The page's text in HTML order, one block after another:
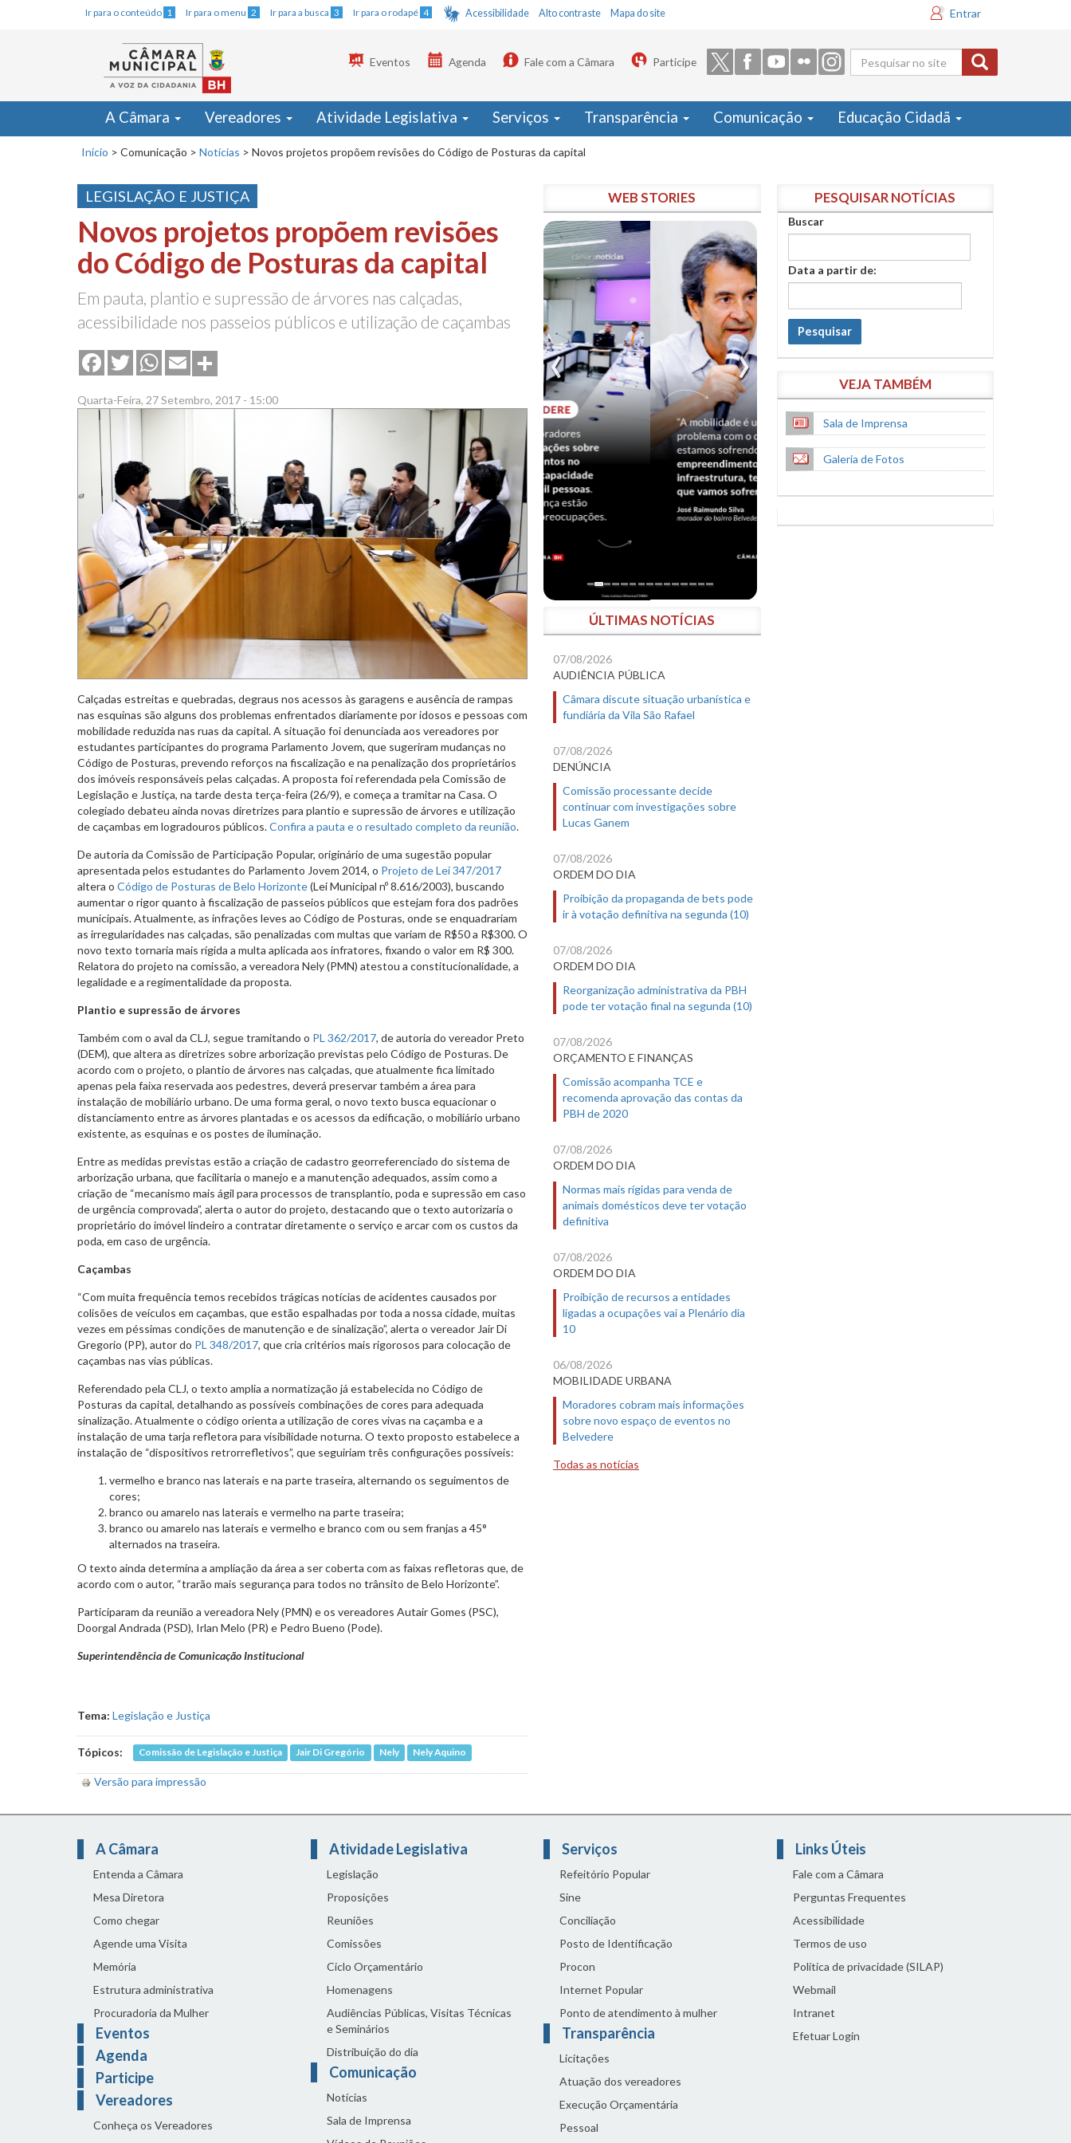
Ir para o conteúdo 1 Ir para o menu 2 Ir para a busca 3 Ir para o rodapé 4 Acessibilidade Alto contraste Mapa do site Entrar
Formulário
de busca
Eventos Agenda Fale com a Câmara Participe
A Câmara Vereadores Atividade Legislativa Serviços Transparência Comunicação Educação Cidadã
Início > Comunicação > Notícias > Novos projetos propõem revisões do Código de Posturas da capital
LEGISLAÇÃO E JUSTIÇA
Novos projetos propõem revisões
do Código de Posturas da capital
Em pauta, plantio e supressão de árvores nas calçadas,
acessibilidade nos passeios públicos e utilização de caçambas
FacebookTwitterWhatsApp
Email
Quarta-Feira, 27 Setembro, 2017 - 15:00
Calçadas estreitas e quebradas, degraus nos acessos às garagens e ausência de rampas
nas esquinas são alguns dos problemas enfrentados diariamente por idosos e pessoas com
mobilidade reduzida nas ruas da capital. A situação foi denunciada aos vereadores por
estudantes participantes do programa Parlamento Jovem, que sugeriram mudanças no
Código de Posturas, prevendo reforços na fiscalização e na penalização dos proprietários
dos imóveis responsáveis pelas calçadas. A proposta foi referendada pela Comissão de
Legislação e Justiça, na tarde desta terça-feira (26/9), e começa a tramitar na Casa. O
colegiado debateu ainda novas diretrizes para plantio e supressão de árvores e utilização
de caçambas em logradouros públicos.Confira a pauta e o resultado completo da reunião.
De autoria da Comissão de Participação Popular, originário de uma sugestão popular
apresentada pelos estudantes do Parlamento Jovem 2014, o Projeto de Lei 347/2017
altera o Código de Posturas de Belo Horizonte(Lei Municipal nº 8.616/2003), buscando
aumentar o rigor quanto à fiscalização de passeios públicos que estejam fora dos padrões
municipais. Atualmente, as infrações leves ao Código de Posturas, onde se enquadrariam
as irregularidades nas calçadas, são penalizadas com multas que variam de R$50 a R$300. O
novo texto tornaria mais rígida a multa aplicada aos infratores, fixando o valor em R$ 300.
Relatora do projeto na comissão, a vereadora Nely (PMN) atestou a constitucionalidade, a
legalidade e a regimentalidade da proposta.
Plantio e supressão de árvores
Também com o aval da CLJ, segue tramitando o PL 362/2017, de autoria do vereador Preto
(DEM), que altera as diretrizes sobre arborização previstas pelo Código de Posturas. De
acordo com o projeto, o plantio de árvores nas calçadas, que atualmente fica limitado
apenas pela faixa reservada aos pedestres, deverá preservar também a área para
instalação de mobiliário urbano. De uma forma geral, o novo texto busca equacionar o
distanciamento entre as árvores plantadas e os acessos da edificação, o mobiliário urbano
existente, as esquinas e os postes de iluminação.
Entre as medidas previstas estão a criação de cadastro georreferenciado do sistema de
arborização urbana, que facilitaria o manejo e a manutenção adequados, assim como a
criação de “mecanismo mais ágil para processos de transplantio, poda e supressão em caso
de urgência comprovada”, alerta o autor do projeto, destacando que o texto autorizaria o
proprietário do imóvel lindeiro a contratar diretamente o serviço e arcar com os custos da
poda, em caso de urgência.
Caçambas
“Com muita frequência temos recebidos trágicas notícias de acidentes causados por
colisões de veículos em caçambas, que estão espalhadas por toda a nossa cidade, muitas
vezes em péssimas condições de manutenção e de sinalização”, alerta o vereador Jair Di
Gregorio (PP), autor do PL 348/2017, que cria critérios mais rigorosos para colocação de
caçambas nas vias públicas.
Referendado pela CLJ, o texto amplia a normatização já estabelecida no Código de
Posturas da capital, detalhando as possíveis combinações de cores para adequada
sinalização. Atualmente o código orienta a utilização de cores vivas na caçamba e a
instalação de uma tarja refletora para visibilidade noturna. O texto proposto estabelece a
instalação de “dispositivos retrorrefletivos”, que seguiriam três configurações possíveis:
vermelho e branco nas laterais e na parte traseira, alternando os seguimentos de
cores;
branco ou amarelo nas laterais e vermelho na parte traseira;
branco ou amarelo nas laterais e vermelho e branco com ou sem franjas a 45°
alternados na traseira.
O texto ainda determina a ampliação da área a ser coberta com as faixas refletoras que, de
acordo com o autor, “trarão mais segurança para todos no trânsito de Belo Horizonte”.
Participaram da reunião a vereadora Nely (PMN) e os vereadores Autair Gomes (PSC),
Doorgal Andrada (PSD), Irlan Melo (PR) e Pedro Bueno (Pode).
Superintendência de Comunicação Institucional
Tema: Legislação e Justiça
Tópicos: Comissão de Legislação e Justiça Jair Di Gregório Nely Nely Aquino
Versão para impressão
WEB STORIES
ÚLTIMAS NOTÍCIAS
07/08/2026
AUDIÊNCIA PÚBLICA
Câmara discute situação urbanística e
fundiária da Vila São Rafael
07/08/2026
DENÚNCIA
Comissão processante decide
continuar com investigações sobre
Lucas Ganem
07/08/2026
ORDEM DO DIA
Proibição da propaganda de bets pode
ir à votação definitiva na segunda (10)
07/08/2026
ORDEM DO DIA
Reorganização administrativa da PBH
pode ter votação final na segunda (10)
07/08/2026
ORÇAMENTO E FINANÇAS
Comissão acompanha TCE e
recomenda aprovação das contas da
PBH de 2020
07/08/2026
ORDEM DO DIA
Normas mais rígidas para venda de
animais domésticos deve ter votação
definitiva
07/08/2026
ORDEM DO DIA
Proibição de recursos a entidades
ligadas a ocupações vai a Plenário dia
10
06/08/2026
MOBILIDADE URBANA
Moradores cobram mais informações
sobre novo espaço de eventos no
Belvedere
Todas as notícias
PESQUISAR NOTÍCIAS
Buscar
Data a partir de:
Pesquisar
VEJA TAMBÉM
Sala de Imprensa
Galeria de Fotos
A Câmara
Entenda a Câmara
Mesa Diretora
Como chegar
Agende uma Visita
Memória
Estrutura administrativa
Procuradoria da Mulher
Eventos
Agenda
Participe
Vereadores
Conheça os Vereadores
Atividade Legislativa
Legislação
Proposições
Reuniões
Comissões
Ciclo Orçamentário
Homenagens
Audiências Públicas, Visitas Técnicas
e Seminários
Distribuição do dia
Comunicação
Notícias
Sala de Imprensa
Serviços
Refeitório Popular
Sine
Conciliação
Posto de Identificação
Procon
Internet Popular
Ponto de atendimento à mulher
Transparência
Licitações
Atuação dos vereadores
Execução Orçamentária
Pessoal
Links Úteis
Fale com a Câmara
Perguntas Frequentes
Acessibilidade
Termos de uso
Política de privacidade (SILAP)
Webmail
Intranet
Efetuar Login